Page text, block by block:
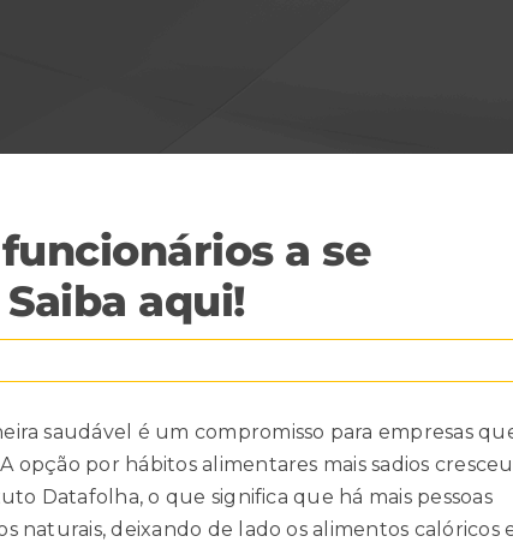
a se
aqui!
saudável é um compromisso para empresas
por hábitos alimentares mais sadios cresceu
Datafolha, o que significa que há mais pessoas
naturais, deixando de lado os alimentos calóricos